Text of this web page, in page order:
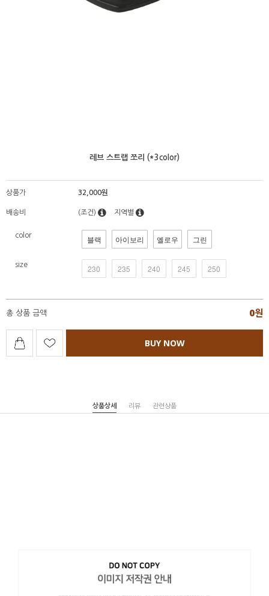
레브 스트랩 쪼리 (*3color)
상품가 32,000원
배송비 (조건) 지역별
color 블랙 아이보리 옐로우 그린
size 230 235 240 245 250
총 상품 금액 0원
BUY NOW
상품상세 리뷰 관련상품